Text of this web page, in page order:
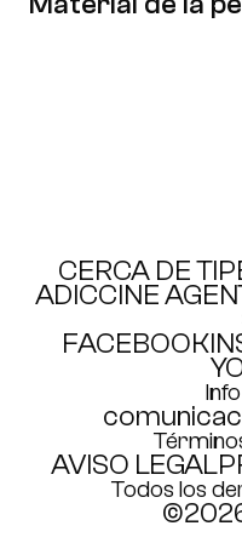
Amplía tu red
CERCA DE TI
ADICCINE
FACEBOOK
AVISO LEGAL
Todos los